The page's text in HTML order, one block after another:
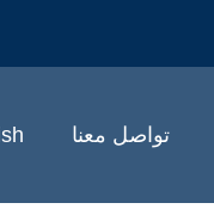
تواصل معنا